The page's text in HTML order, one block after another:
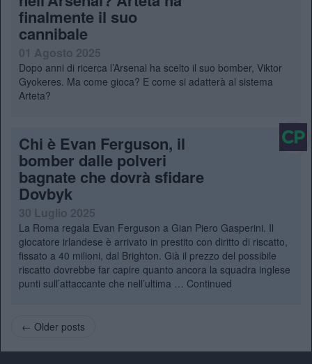
finalmente il suo
cannibale
Dopo anni di ricerca l’Arsenal ha scelto il suo bomber, Viktor
Gyokeres. Ma come gioca? E come si adatterà al sistema
Arteta?
Chi è Evan Ferguson, il
bomber dalle polveri
bagnate che dovrà sfidare
Dovbyk
30 Luglio 2025
La Roma regala Evan Ferguson a Gian Piero Gasperini. Il
giocatore irlandese è arrivato in prestito con diritto di riscatto,
fissato a 40 milioni, dal Brighton. Già il prezzo del possibile
riscatto dovrebbe far capire quanto ancora la squadra inglese
punti sull’attaccante che nell’ultima … Continued
← Older posts